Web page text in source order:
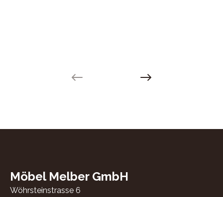
Next slide
Möbel Melber GmbH
Wöhrsteinstrasse 6